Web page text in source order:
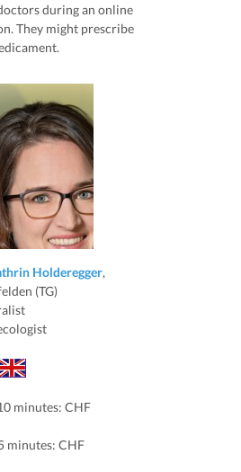
during an online
They might prescribe
Holderegger,
(TG)
minutes: CHF
minutes: CHF